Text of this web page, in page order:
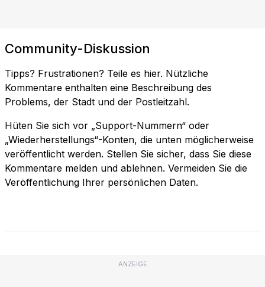
Community-Diskussion
Tipps? Frustrationen? Teile es hier. Nützliche
Kommentare enthalten eine Beschreibung des
Problems, der Stadt und der Postleitzahl.
Hüten Sie sich vor „Support-Nummern“ oder
„Wiederherstellungs“-Konten, die unten möglicherweise
veröffentlicht werden. Stellen Sie sicher, dass Sie diese
Kommentare melden und ablehnen. Vermeiden Sie die
Veröffentlichung Ihrer persönlichen Daten.
ANZEIGE